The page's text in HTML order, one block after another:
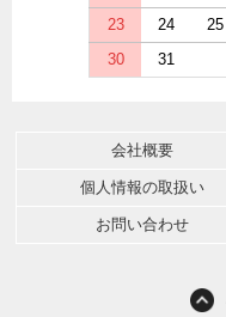
23
24 25
30
31
会社概要
個人情報の取扱い
お問い合わせ